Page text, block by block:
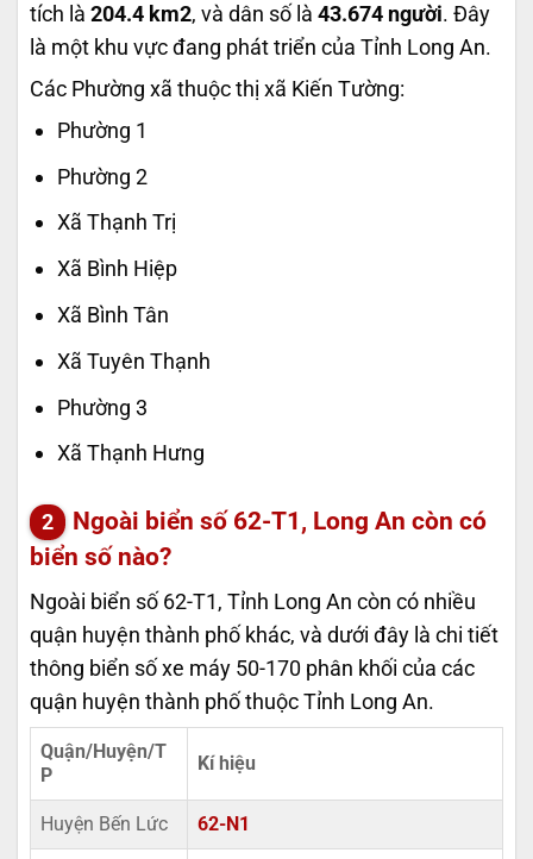
tích là 204.4 km2, và dân số là 43.674 người. Đây
là một khu vực đang phát triển của Tỉnh Long An.
Các Phường xã thuộc thị xã Kiến Tường:
Phường 1
Phường 2
Xã Thạnh Trị
Xã Bình Hiệp
Xã Bình Tân
Xã Tuyên Thạnh
Phường 3
Xã Thạnh Hưng
Ngoài biển số 62-T1, Long An còn có
biển số nào?
Ngoài biển số 62-T1, Tỉnh Long An còn có nhiều
quận huyện thành phố khác, và dưới đây là chi tiết
thông biển số xe máy 50-170 phân khối của các
quận huyện thành phố thuộc Tỉnh Long An.
Quận/Huyện/T
P
Kí hiệu
Huyện Bến Lức 62-N1